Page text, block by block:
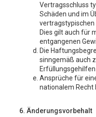
Vertragsschluss
Schäden und im
vertragstypischen
Dies gilt auch für
entgangenen
Die
sinngemäß auch
Erfüllungsgehilfen
Ansprüche für
nationalem Recht
6. Änderungsvorbehalt